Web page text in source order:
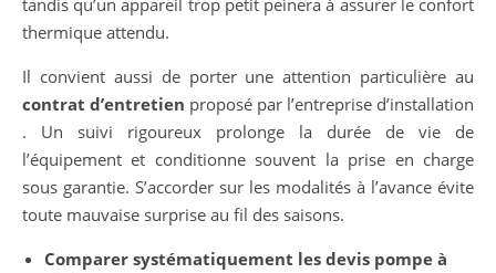
thermique attendu.
Il convient aussi de porter une attention particulière au
contrat d’entretien proposé par l’entreprise d’installation
. Un suivi rigoureux prolonge la durée de vie de
l’équipement et conditionne souvent la prise en charge
sous garantie. S’accorder sur les modalités à l’avance évite
toute mauvaise surprise au fil des saisons.
Comparer systématiquement les devis pompe à